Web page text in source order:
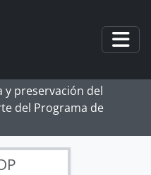
y preservación del
del Programa de